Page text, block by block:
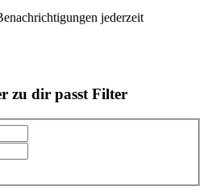
jederzeit
zu dir passt Filter